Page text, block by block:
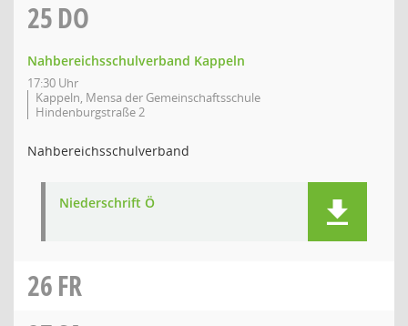
25DO
Nahbereichsschulverband Kappeln
17:30 Uhr
Kappeln, Mensa der Gemeinschaftsschule
Hindenburgstraße 2
Nahbereichsschulverband
Niederschrift Ö
26FR